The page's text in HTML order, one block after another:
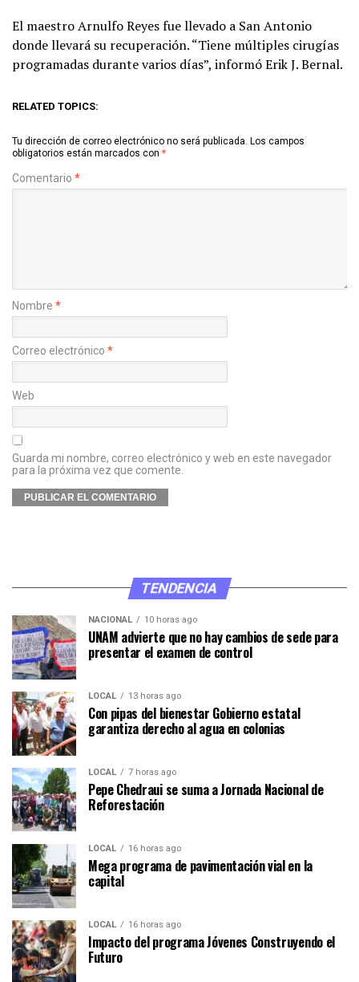
El maestro Arnulfo Reyes fue llevado a San Antonio
donde llevará su recuperación. “Tiene múltiples cirugías
programadas durante varios días”, informó Erik J. Bernal.
RELATED TOPICS:
Tu dirección de correo electrónico no será publicada. Los campos
obligatorios están marcados con *
Comentario *
Nombre *
Correo electrónico *
Web
Guarda mi nombre, correo electrónico y web en este navegador
para la próxima vez que comente.
TENDENCIA
NACIONAL 10 horas ago
UNAM advierte que no hay cambios de sede para
presentar el examen de control
LOCAL 13 horas ago
Con pipas del bienestar Gobierno estatal
garantiza derecho al agua en colonias
LOCAL 7 horas ago
Pepe Chedraui se suma a Jornada Nacional de
Reforestación
LOCAL 16 horas ago
Mega programa de pavimentación vial en la
capital
LOCAL 16 horas ago
Impacto del programa Jóvenes Construyendo el
Futuro